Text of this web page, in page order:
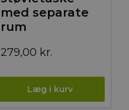
med separate
rum
279,00 kr.